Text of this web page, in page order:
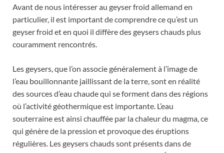
Avant de nous intéresser au geyser froid allemand en
particulier, il est important de comprendre ce qu’est un
geyser froid et en quoi il diffère des geysers chauds plus
couramment rencontrés.
Les geysers, que l’on associe généralement à l’image de
l’eau bouillonnante jaillissant de la terre, sont en réalité
des sources d’eau chaude qui se forment dans des régions
où l’activité géothermique est importante. L’eau
souterraine est ainsi chauffée par la chaleur du magma, ce
qui génère de la pression et provoque des éruptions
régulières. Les geysers chauds sont présents dans de